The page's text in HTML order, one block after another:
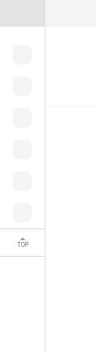
TOP